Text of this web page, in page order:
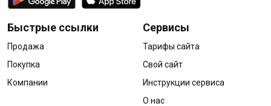
Быстрые ссылки
Продажа
Покупка
Компании
Сервисы
Тарифы сайта
Свой сайт
Инструкции сервиса
О нас